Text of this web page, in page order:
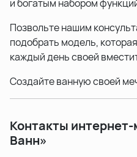
и богатым набором
Позвольте нашим
подобрать модель,
каждый день своей
Создайте ванную своей
Контакты
Ванн»